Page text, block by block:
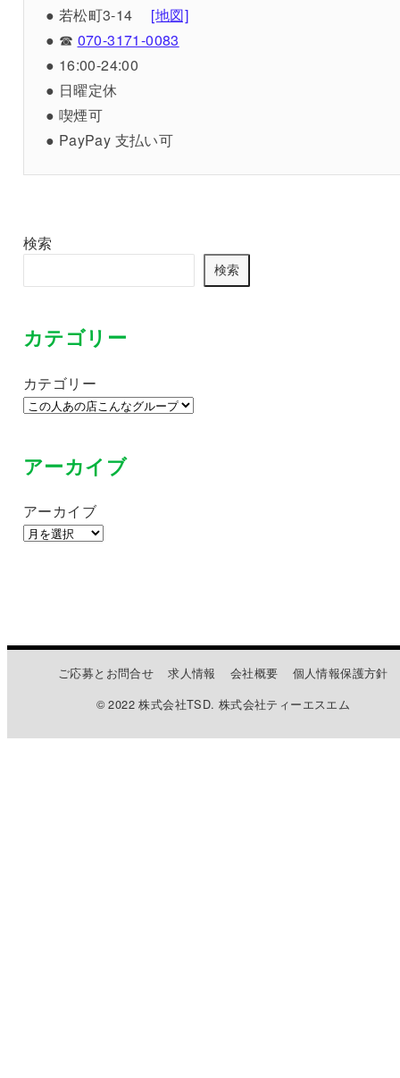
● 若松町3‐14 [地図]
● ☎ 070-3171-0083
● 16:00-24:00
● 日曜定休
● 喫煙可
● PayPay 支払い可
検索
検索
カテゴリー
カテゴリー
アーカイブ
アーカイブ
ご応募とお問合せ 求人情報 会社概要
個人情報保護方針
© 2022 株式会社TSD. 株式会社ティーエスエム